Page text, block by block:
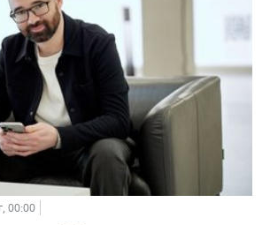
00:00